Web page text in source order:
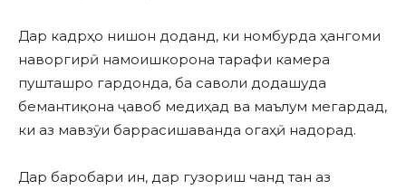
Дар кадрҳо нишон доданд, ки номбурда ҳангоми
наворгирӣ намоишкорона тарафи камера
пушташро гардонда, ба саволи додашуда
бемантиқона ҷавоб медиҳад ва маълум мегардад,
ки аз мавзӯи баррасишаванда огаҳӣ надорад.
Дар баробари ин, дар гузориш чанд тан аз